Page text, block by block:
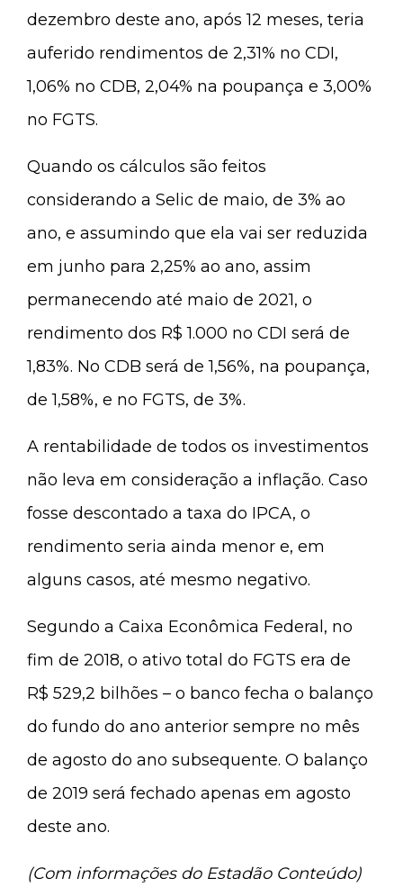
dezembro deste ano, após 12 meses, teria
auferido rendimentos de 2,31% no CDI,
1,06% no CDB, 2,04% na poupança e 3,00%
no FGTS.
Quando os cálculos são feitos
considerando a Selic de maio, de 3% ao
ano, e assumindo que ela vai ser reduzida
em junho para 2,25% ao ano, assim
permanecendo até maio de 2021, o
rendimento dos R$ 1.000 no CDI será de
1,83%. No CDB será de 1,56%, na poupança,
de 1,58%, e no FGTS, de 3%.
A rentabilidade de todos os investimentos
não leva em consideração a inflação. Caso
fosse descontado a taxa do IPCA, o
rendimento seria ainda menor e, em
alguns casos, até mesmo negativo.
Segundo a Caixa Econômica Federal, no
fim de 2018, o ativo total do FGTS era de
R$ 529,2 bilhões – o banco fecha o balanço
do fundo do ano anterior sempre no mês
de agosto do ano subsequente. O balanço
de 2019 será fechado apenas em agosto
deste ano.
(Com informações do Estadão Conteúdo)